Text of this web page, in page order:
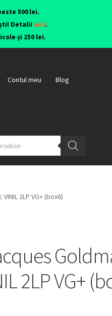
500 lei.
Detalii aici.
și 250 lei.
Contul meu Blog
2LP VG+ (box6)
2LP VG+